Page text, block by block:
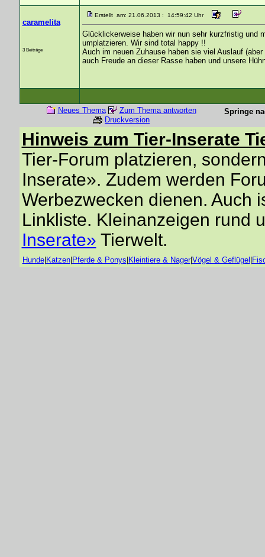
caramelita
3 Beiträge
Erstellt am: 21.06.2013 : 14:59:42 Uhr
Glücklickerweise haben wir nun sehr kurzfristig und
umplatzieren. Wir sind total happy !!
Auch im neuen Zuhause haben sie viel Auslauf
auch Freude an dieser Rasse haben und unsere
Neues Thema
Zum Thema antworten
Druckversion
Springe
Hinweis zum Tier-Inserate
Tier-Forum platzieren,
Inserate». Zudem werden
Werbezwecken dienen. Auch
Linkliste. Kleinanzeigen rund
Inserate» Tierwelt.
Hunde| Katzen| Pferde & Ponys Kleintiere & Nager|Vögel & Geflügel